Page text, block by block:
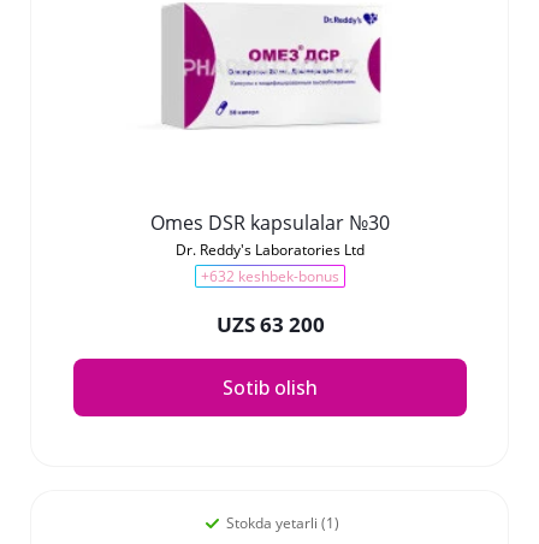
Omes DSR kapsulalar №30
Dr. Reddy's Laboratories Ltd
+632 keshbek-bonus
UZS 63 200
Sotib olish
Stokda yetarli (1)